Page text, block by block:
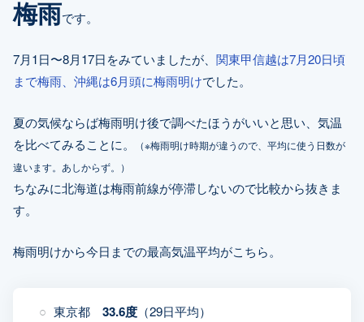
梅雨です。
7月1日〜8月17日をみていましたが、 関東甲信越は7月20日頃
まで梅雨、沖縄は6月頭に梅雨明けでした。
夏の気候ならば梅雨明け後で調べたほうがいいと思い、気温
を比べてみることに。
（※梅雨明け時期が違うので、平均に使う日数が
違います。あしからず。）
ちなみに北海道は梅雨前線が停滞しないので比較から抜きま
す。
梅雨明けから今日までの最高気温平均がこちら。
東京都 33.6度（29日平均）